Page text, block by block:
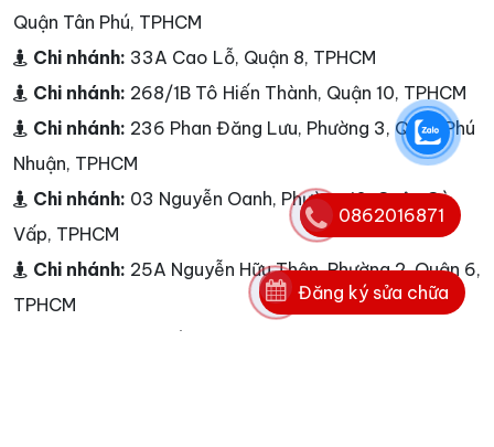
Quận Tân Phú, TPHCM
Chi nhánh: 33A Cao Lỗ, Quận 8, TPHCM
Chi nhánh: 268/1B Tô Hiến Thành, Quận 10, TPHCM
Chi nhánh: 236 Phan Đăng Lưu, Phường 3, Quận Phú
Nhuận, TPHCM
Chi nhánh: 03 Nguyễn Oanh, Phường 10, Quận Gò
Vấp, TPHCM
Chi nhánh: 25A Nguyễn Hữu Thận, Phường 2, Quận 6,
TPHCM
Đăng ký sửa chữa
0862016871